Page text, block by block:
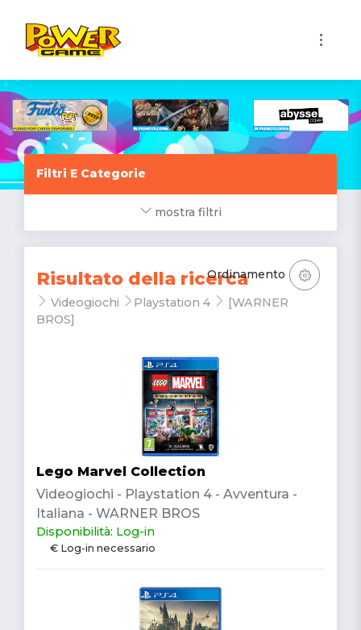
Filtri E Categorie
mostra filtri
Risultato della ricerca
Videogiochi Playstation 4
[WARNER
BROS]
Ordinamento
Lego Marvel Collection
Videogiochi - Playstation 4 - Avventura -
Italiana - WARNER BROS
Disponibilità: Log-in
€ Log-in necessario